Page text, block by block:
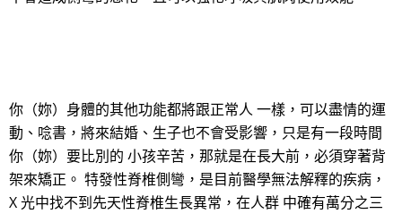
你（妳）身體的其他功能都將跟正常人 一樣，可以盡情的運
動、唸書，將來結婚、生子也不會受影響，只是有一段時間
你（妳）要比別的 小孩辛苦，那就是在長大前，必須穿著背
架來矯正。 特發性脊椎側彎，是目前醫學無法解釋的疾病，
X 光中找不到先天性脊椎生長異常，在人群 中確有萬分之三